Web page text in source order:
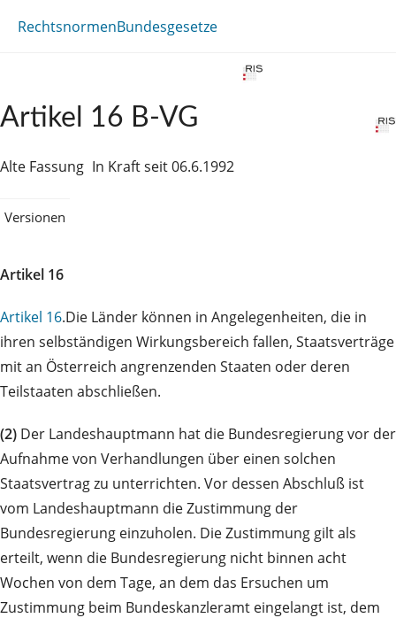
RechtsnormenBundesgesetze
Artikel 16 B-VG
Alte Fassung In Kraft seit 06.6.1992
Versionen
Artikel 16
Artikel 16.Die Länder können in Angelegenheiten, die in
ihren selbständigen Wirkungsbereich fallen, Staatsverträge
mit an Österreich angrenzenden Staaten oder deren
Teilstaaten abschließen.
(2) Der Landeshauptmann hat die Bundesregierung vor der
Aufnahme von Verhandlungen über einen solchen
Staatsvertrag zu unterrichten. Vor dessen Abschluß ist
vom Landeshauptmann die Zustimmung der
Bundesregierung einzuholen. Die Zustimmung gilt als
erteilt, wenn die Bundesregierung nicht binnen acht
Wochen von dem Tage, an dem das Ersuchen um
Zustimmung beim Bundeskanzleramt eingelangt ist, dem